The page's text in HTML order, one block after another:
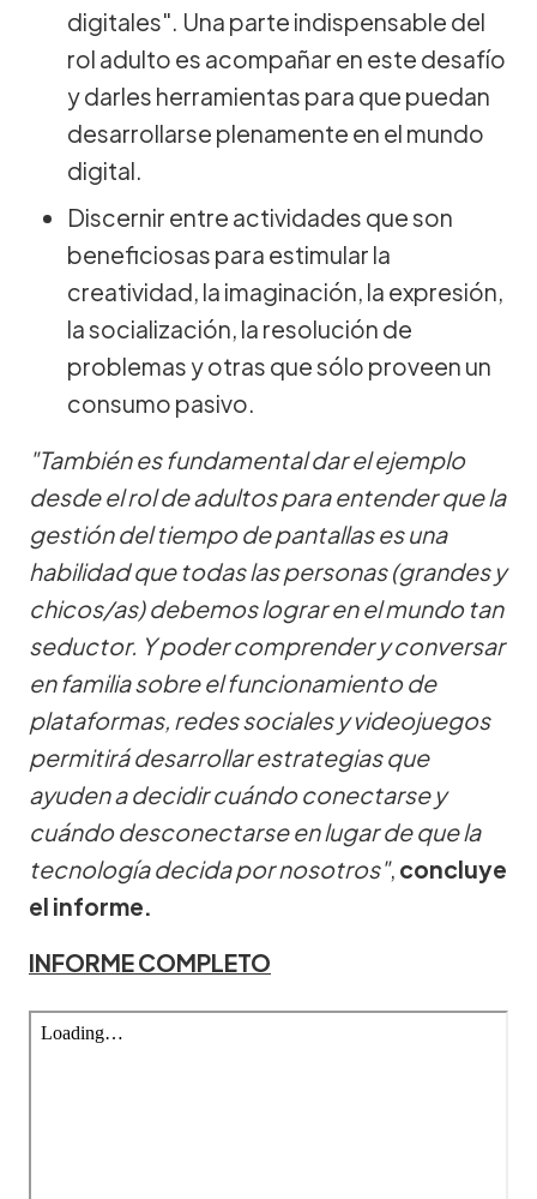
digitales". Una parte indispensable del
rol adulto es acompañar en este desafío
y darles herramientas para que puedan
desarrollarse plenamente en el mundo
digital.
Discernir entre actividades que son
beneficiosas para estimular la
creatividad, la imaginación, la expresión,
la socialización, la resolución de
problemas y otras que sólo proveen un
consumo pasivo.
"También es fundamental dar el ejemplo
desde el rol de adultos para entender que la
gestión del tiempo de pantallas es una
habilidad que todas las personas (grandes y
chicos/as) debemos lograr en el mundo tan
seductor. Y poder comprender y conversar
en familia sobre el funcionamiento de
plataformas, redes sociales y videojuegos
permitirá desarrollar estrategias que
ayuden a decidir cuándo conectarse y
cuándo desconectarse en lugar de que la
tecnología decida por nosotros", concluye
el informe.
INFORME COMPLETO